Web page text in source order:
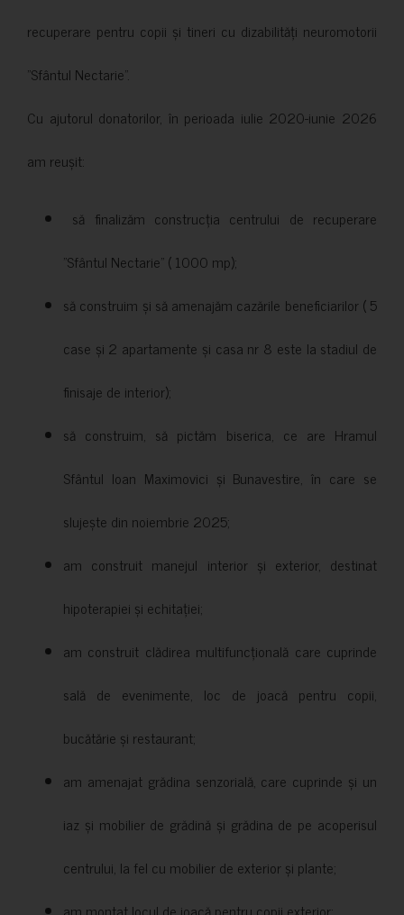
recuperare pentru copii și tineri cu dizabilități neuromotorii
”Sfântul Nectarie”.
Cu ajutorul donatorilor, în perioada iulie 2020-iunie 2026
am reușit:
să finalizăm construcția centrului de recuperare
”Sfântul Nectarie” ( 1000 mp);
să construim și să amenajăm cazările beneficiarilor ( 5
case și 2 apartamente și casa nr 8 este la stadiul de
finisaje de interior);
să construim, să pictăm biserica, ce are Hramul
Sfântul Ioan Maximovici și Bunavestire, în care se
slujește din noiembrie 2025;
am construit manejul interior și exterior, destinat
hipoterapiei și echitației;
am construit clădirea multifuncțională care cuprinde
sală de evenimente, loc de joacă pentru copii,
bucătărie și restaurant;
am amenajat grădina senzorială, care cuprinde și un
iaz și mobilier de grădină și grădina de pe acoperisul
centrului, la fel cu mobilier de exterior și plante;